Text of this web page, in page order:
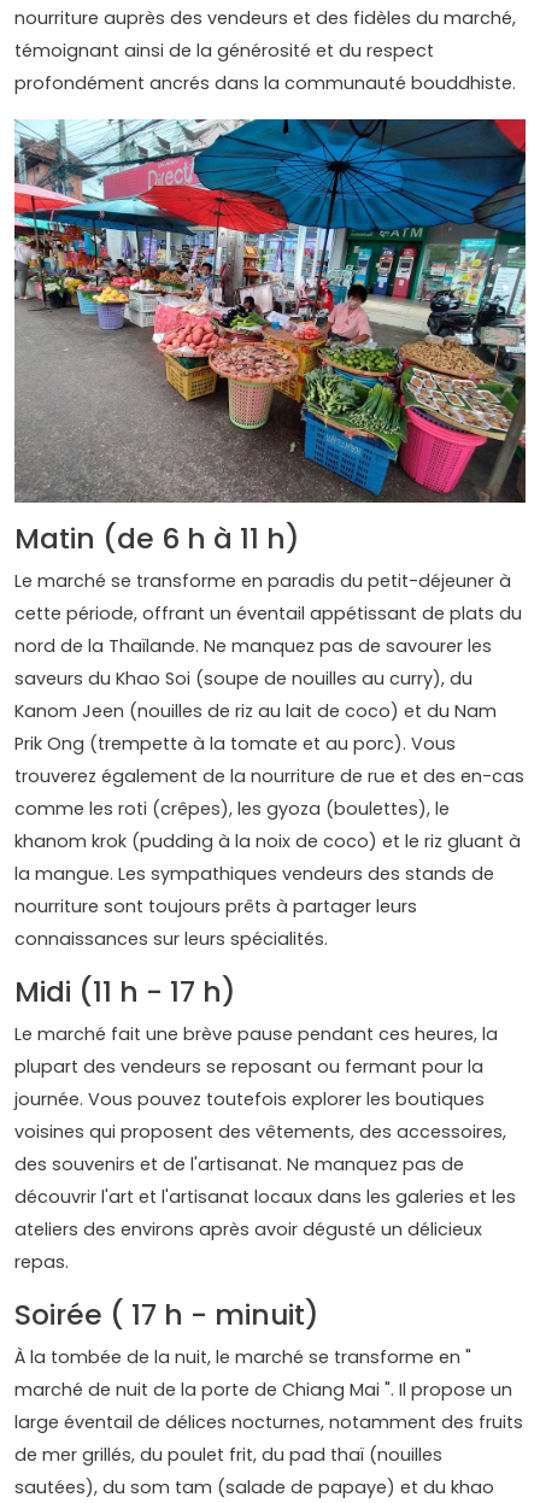
nourriture auprès des vendeurs et des fidèles du marché,
témoignant ainsi de la générosité et du respect
profondément ancrés dans la communauté bouddhiste.
Matin (de 6 h à 11 h)
Le marché se transforme en paradis du petit-déjeuner à
cette période, offrant un éventail appétissant de plats du
nord de la Thaïlande. Ne manquez pas de savourer les
saveurs du Khao Soi (soupe de nouilles au curry), du
Kanom Jeen (nouilles de riz au lait de coco) et du Nam
Prik Ong (trempette à la tomate et au porc). Vous
trouverez également de la nourriture de rue et des en-cas
comme les roti (crêpes), les gyoza (boulettes), le
khanom krok (pudding à la noix de coco) et le riz gluant à
la mangue. Les sympathiques vendeurs des stands de
nourriture sont toujours prêts à partager leurs
connaissances sur leurs spécialités.
Midi (11 h - 17 h)
Le marché fait une brève pause pendant ces heures, la
plupart des vendeurs se reposant ou fermant pour la
journée. Vous pouvez toutefois explorer les boutiques
voisines qui proposent des vêtements, des accessoires,
des souvenirs et de l'artisanat. Ne manquez pas de
découvrir l'art et l'artisanat locaux dans les galeries et les
ateliers des environs après avoir dégusté un délicieux
repas.
Soirée ( 17 h - minuit)
À la tombée de la nuit, le marché se transforme en "
marché de nuit de la porte de Chiang Mai ". Il propose un
large éventail de délices nocturnes, notamment des fruits
de mer grillés, du poulet frit, du pad thaï (nouilles
sautées), du som tam (salade de papaye) et du khao